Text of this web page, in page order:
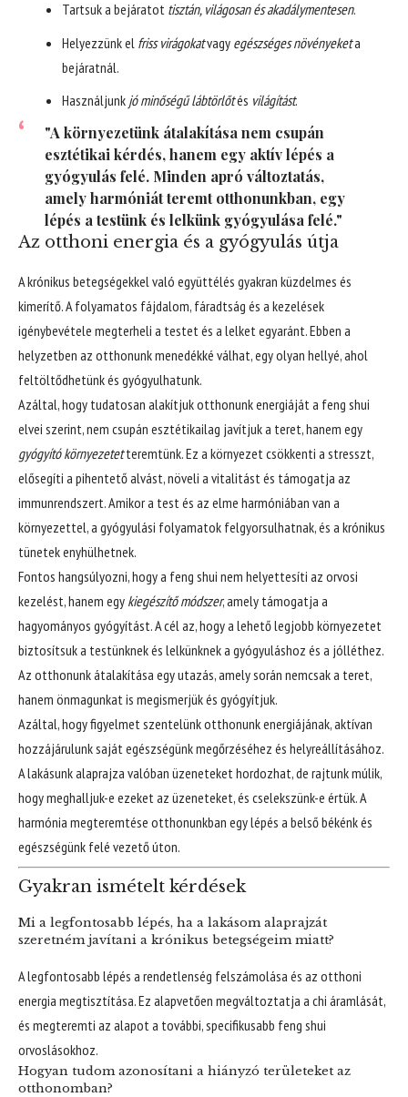
Tartsuk a bejáratot tisztán, világosan és akadálymentesen.
Helyezzünk el friss virágokatvagy egészséges növényeketa
bejáratnál.
Használjunk jó minőségű lábtörlőtés világítást.
"A környezetünk átalakítása nem csupán
esztétikai kérdés, hanem egy aktív lépés a
gyógyulás felé. Minden apró változtatás,
amely harmóniát teremt otthonunkban, egy
lépés a testünk és lelkünk gyógyulása felé."
Az otthoni energia és a gyógyulás útja
A krónikus betegségekkel való együttélés gyakran küzdelmes és
kimerítő. A folyamatos fájdalom, fáradtság és a kezelések
igénybevétele megterheli a testet és a lelket egyaránt. Ebben a
helyzetben az otthonunk menedékké válhat, egy olyan hellyé, ahol
feltöltődhetünk és gyógyulhatunk.
Azáltal, hogy tudatosan alakítjuk otthonunk energiáját a feng shui
elvei szerint, nem csupán esztétikailag javítjuk a teret, hanem egy
gyógyító környezetetteremtünk. Ez a környezet csökkenti a stresszt,
elősegíti a pihentető alvást, növeli a vitalitást és támogatja az
immunrendszert. Amikor a test és az elme harmóniában van a
környezettel, a gyógyulási folyamatok felgyorsulhatnak, és a krónikus
tünetek enyhülhetnek.
Fontos hangsúlyozni, hogy a feng shui nem helyettesíti az orvosi
kezelést, hanem egy kiegészítő módszer, amely támogatja a
hagyományos gyógyítást. A cél az, hogy a lehető legjobb környezetet
biztosítsuk a testünknek és lelkünknek a gyógyuláshoz és a jólléthez.
Az otthonunk átalakítása egy utazás, amely során nemcsak a teret,
hanem önmagunkat is megismerjük és gyógyítjuk.
Azáltal, hogy figyelmet szentelünk otthonunk energiájának, aktívan
hozzájárulunk saját egészségünk megőrzéséhez és helyreállításához.
A lakásunk alaprajza valóban üzeneteket hordozhat, de rajtunk múlik,
hogy meghalljuk-e ezeket az üzeneteket, és cselekszünk-e értük. A
harmónia megteremtése otthonunkban egy lépés a belső békénk és
egészségünk felé vezető úton.
Gyakran ismételt kérdések
Mi a legfontosabb lépés, ha a lakásom alaprajzát
szeretném javítani a krónikus betegségeim miatt?
A legfontosabb lépés a rendetlenség felszámolása és az otthoni
energia megtisztítása. Ez alapvetően megváltoztatja a chi áramlását,
és megteremti az alapot a további, specifikusabb feng shui
orvoslásokhoz.
Hogyan tudom azonosítani a hiányzó területeket az
otthonomban?